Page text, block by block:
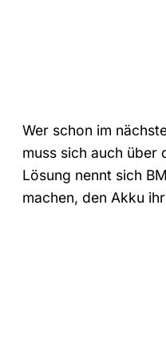
Wer schon im
muss sich auch über
Lösung nennt sich
machen, den Akku